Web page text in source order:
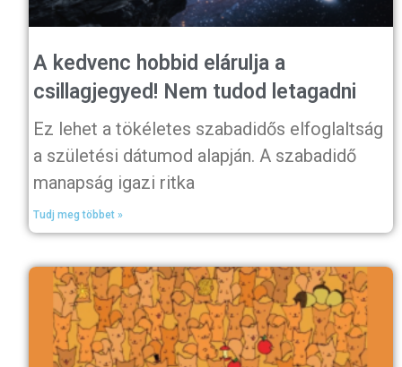
A kedvenc hobbid elárulja a
csillagjegyed! Nem tudod letagadni
Ez lehet a tökéletes szabadidős elfoglaltság
a születési dátumod alapján. A szabadidő
manapság igazi ritka
Tudj meg többet »